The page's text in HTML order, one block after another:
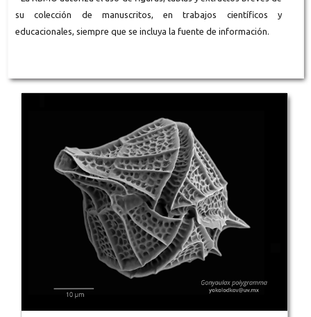
su colección de manuscritos, en trabajos científicos y
educacionales, siempre que se incluya la fuente de información.